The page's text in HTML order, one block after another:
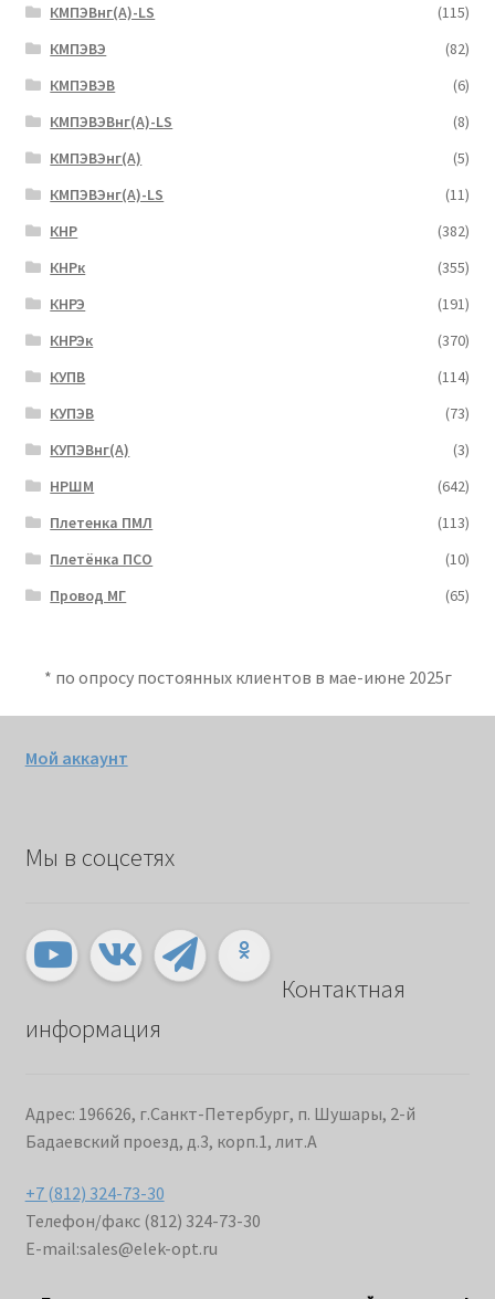
КМПЭВнг(А)-LS
(115)
КМПЭВЭ
(82)
КМПЭВЭВ
(6)
КМПЭВЭВнг(А)-LS
(8)
КМПЭВЭнг(А)
(5)
КМПЭВЭнг(А)-LS
(11)
КНР
(382)
КНРк
(355)
КНРЭ
(191)
КНРЭк
(370)
КУПВ
(114)
КУПЭВ
(73)
КУПЭВнг(А)
(3)
НРШМ
(642)
Плетенка ПМЛ
(113)
Плетёнка ПСО
(10)
Провод МГ
(65)
* по опросу постоянных клиентов в мае-июне 2025г
Мой аккаунт
Мы в соцсетях
Контактная
информация
Адрес: 196626, г.Санкт-Петербург, п. Шушары, 2-й
Бадаевский проезд, д.3, корп.1, лит.А
+7 (812) 324-73-30
Телефон/факс (812) 324-73-30
E-mail:sales@elek-opt.ru